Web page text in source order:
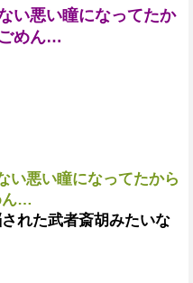
い悪い瞳になってたか
めん…
い悪い瞳になってたから
ん…
れた武者斎胡みたいな